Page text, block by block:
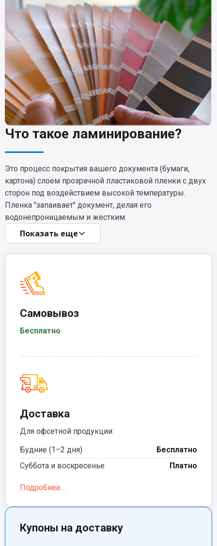
Что такое ламинирование?
Это процесс покрытия вашего документа (бумаги,
картона) слоем прозрачной пластиковой пленки с двух
сторон под воздействием высокой температуры.
Пленка "запаивает" документ, делая его
водонепроницаемым и жестким.
Показать еще
Самовывоз
Бесплатно
Доставка
Для офсетной продукции:
Будние (1–2 дня)
Бесплатно
Суббота и воскресенье
Платно
Подробнее…
Купоны на доставку